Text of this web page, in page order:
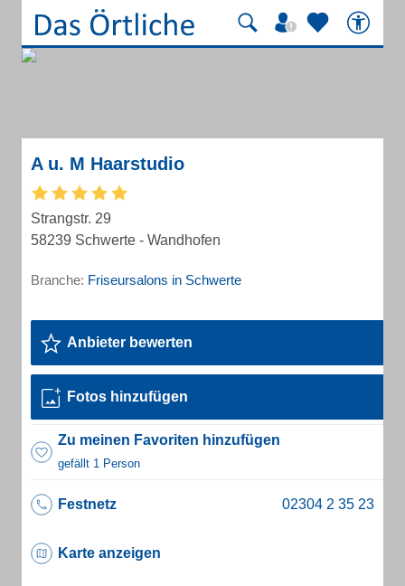
A u. M Haarstudio
Strangstr. 29
58239 Schwerte - Wandhofen
Branche: Friseursalons in Schwerte
Anbieter bewerten
Fotos hinzufügen
Zu meinen Favoriten hinzufügen
gefällt 1 Person
Festnetz
Karte anzeigen